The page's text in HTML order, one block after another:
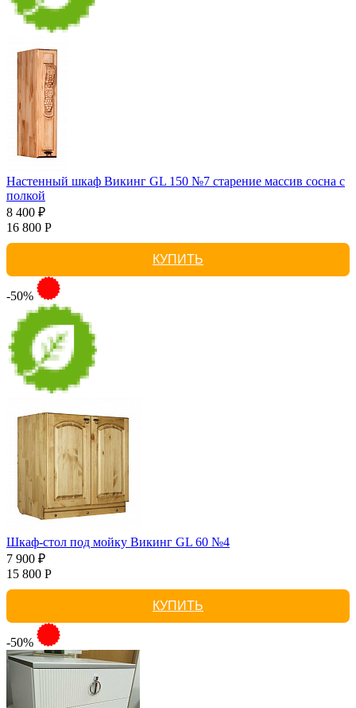
Настенный шкаф Викинг GL 150 №7 старение массив сосна с
полкой
8 400 ₽
16 800 Р
КУПИТЬ
-50%
Шкаф-стол под мойку Викинг GL 60 №4
7 900 ₽
15 800 Р
КУПИТЬ
-50%